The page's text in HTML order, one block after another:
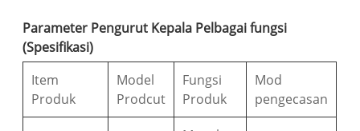
Parameter Pengurut Kepala Pelbagai fungsi
(Spesifikasi)
Item
Produk
Model
Prodcut
Fungsi
Produk
Mod
pengecasan